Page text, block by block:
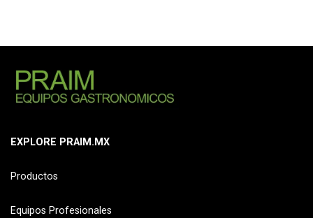
EXPLORE PRAIM.MX
Productos
Equipos Profesionales